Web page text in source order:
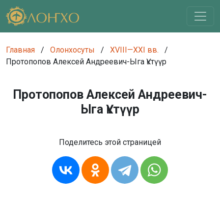
Главная / Олонхосуты / XVIII—XXI вв.
/
Протопопов Алексей Андреевич-Ыга Үктүүр
Протопопов Алексей Андреевич-
Ыга Үктүүр
Поделитесь этой страницей